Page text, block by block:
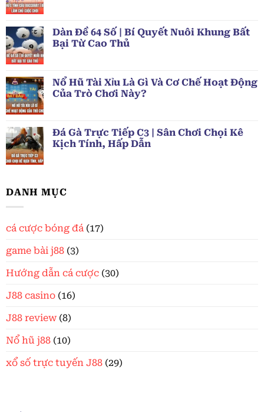
Dàn Đề 64 Số | Bí Quyết Nuôi Khung Bất
Bại Từ Cao Thủ
Nổ Hũ Tài Xỉu Là Gì Và Cơ Chế Hoạt Động
Của Trò Chơi Này?
Đá Gà Trực Tiếp C3 | Sân Chơi Chọi Kê
Kịch Tính, Hấp Dẫn
DANH MỤC
cá cược bóng đá (17)
game bài j88 (3)
Hướng dẫn cá cược (30)
J88 casino (16)
J88 review(8)
Nổ hũ j88 (10)
xổ số trực tuyến J88 (29)